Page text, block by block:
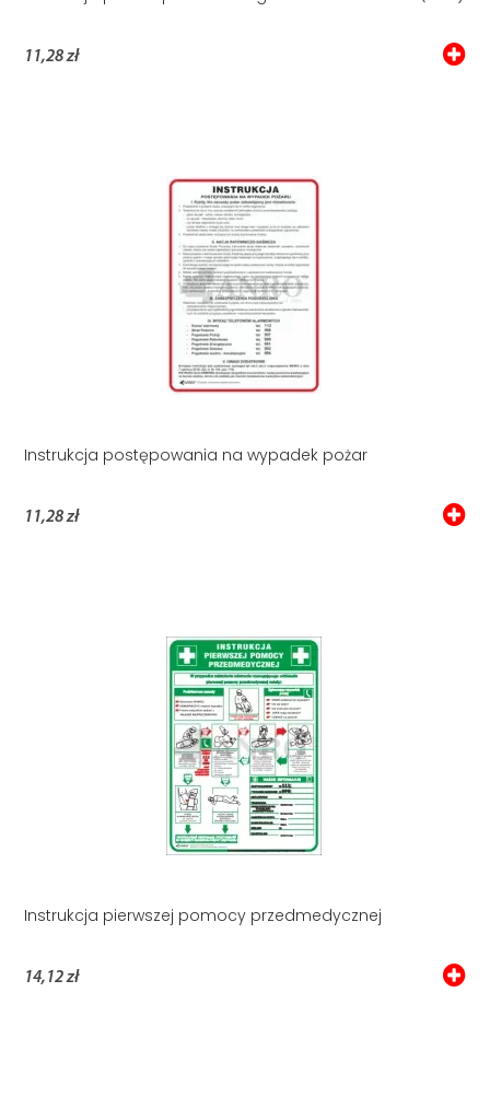
11,28 zł
Instrukcja postępowania na wypadek pożar
11,28 zł
Instrukcja pierwszej pomocy przedmedycznej
14,12 zł